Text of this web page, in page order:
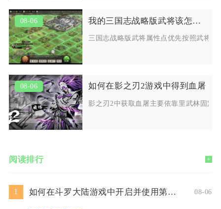
08-06 我的三国志战略版武将该怎样配置属性点
三国志战略版武将属性点优先按照武将
08-06 如何在影之刃2游戏中得到血屠
影之刃2中获取血屠主要依靠里武林固定
阅读排行 +
1 如何在斗罗大陆游戏中开启并使用第二魂技 08-06